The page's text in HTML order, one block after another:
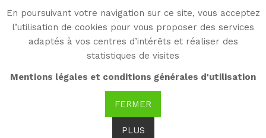
En poursuivant votre navigation sur ce site, vous acceptez
l’utilisation de cookies pour vous proposer des services
adaptés à vos centres d’intérêts et réaliser des
statistiques de visites
Mentions légales et conditions générales d'utilisation
FERMER
PLUS
WG
Witold Gombrowicz
#Gombrowicz
#CongresoGombrowicz
#Argentina #2019